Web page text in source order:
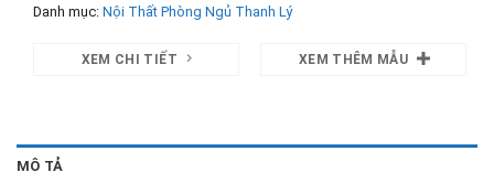
Danh mục: Nội Thất Phòng Ngủ Thanh Lý
XEM CHI TIẾT XEM THÊM MẪU
MÔ TẢ